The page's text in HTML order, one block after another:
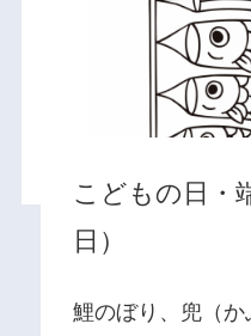
こどもの日・
日）
鯉のぼり、兜（